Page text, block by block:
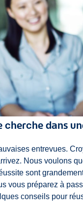
cherche dans
entrevues.
Nous voulons
sont
vous préparez à
conseils pour